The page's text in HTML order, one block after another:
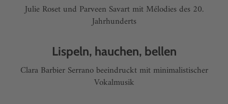
Julie Roset und Parveen Savart mit Mélodies des 20.
Jahrhunderts
Lispeln, hauchen, bellen
Clara Barbier Serrano beeindruckt mit minimalistischer
Vokalmusik